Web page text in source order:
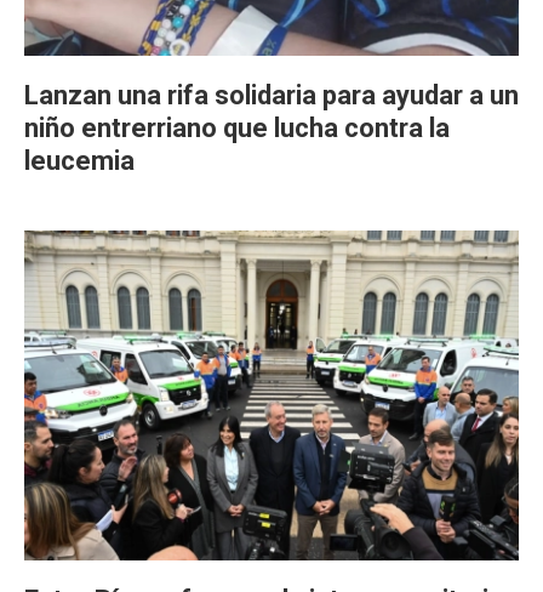
Lanzan una rifa solidaria para ayudar a un
niño entrerriano que lucha contra la
leucemia